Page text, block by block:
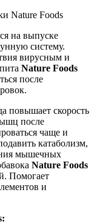
Nature Foods
на выпуске
систему.
вирусным и
Nature Foods
после
повышает скорость
после
чаще и
катаболизм,
мышечных
Nature Foods
Помогает
и